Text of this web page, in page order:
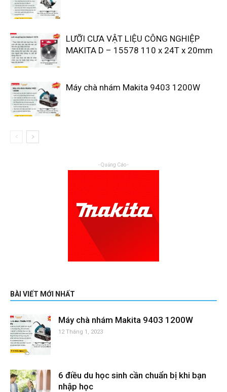
LƯỠI CƯA VẬT LIỆU CÔNG NGHIỆP
MAKITA D – 15578 110 x 24T x 20mm
Máy chà nhám Makita 9403 1200W
- Quảng Cáo -
BÀI VIẾT MỚI NHẤT
Máy chà nhám Makita 9403 1200W
12 Tháng 1, 2023
6 điều du học sinh cần chuẩn bị khi bạn
nhập học